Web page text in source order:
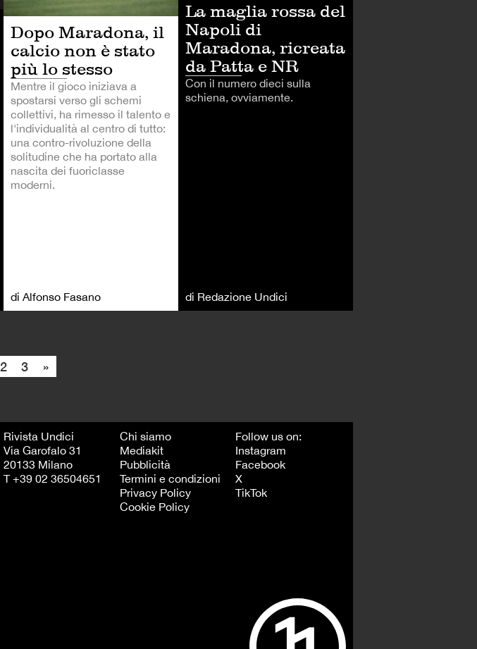
Dopo Maradona, il
calcio non è stato
più lo stesso
Mentre il gioco iniziava a
spostarsi verso gli schemi
collettivi, ha rimesso il talento e
l'individualità al centro di tutto:
una contro-rivoluzione della
solitudine che ha portato alla
nascita dei fuoriclasse
moderni.
di Alfonso Fasano
La maglia rossa del
Napoli di
Maradona, ricreata
da Patta e NR
Con il numero dieci sulla
schiena, ovviamente.
di Redazione Undici
2 3 »
Rivista Undici
Via Garofalo 31
20133 Milano
T +39 02 36504651
Chi siamo
Mediakit
Pubblicità
Termini e condizioni
Privacy Policy
Cookie Policy
Follow us on:
Instagram
Facebook
X
TikTok